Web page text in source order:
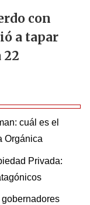
con
a tapar
22
cuál es el
Orgánica
Privada: